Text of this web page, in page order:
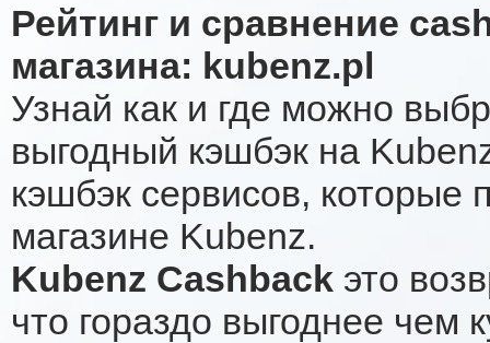
Рейтинг и сравнение
магазина: kubenz.pl
Узнай как и где можно
выгодный кэшбэк на
кэшбэк сервисов, которые
магазине Kubenz.
Kubenz Cashback это
что гораздо выгоднее чем